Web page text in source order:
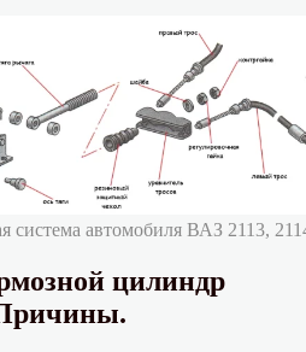
система автомобиля ВАЗ 2113,
цилиндр
Причины.